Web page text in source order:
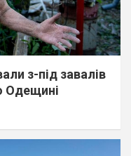
з-під завалів
Одещині